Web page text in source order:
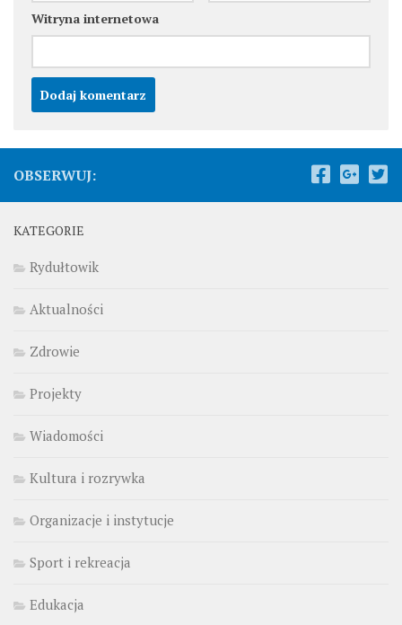
Witryna internetowa
OBSERWUJ:
KATEGORIE
Rydułtowik
Aktualności
Zdrowie
Projekty
Wiadomości
Kultura i rozrywka
Organizacje i instytucje
Sport i rekreacja
Edukacja